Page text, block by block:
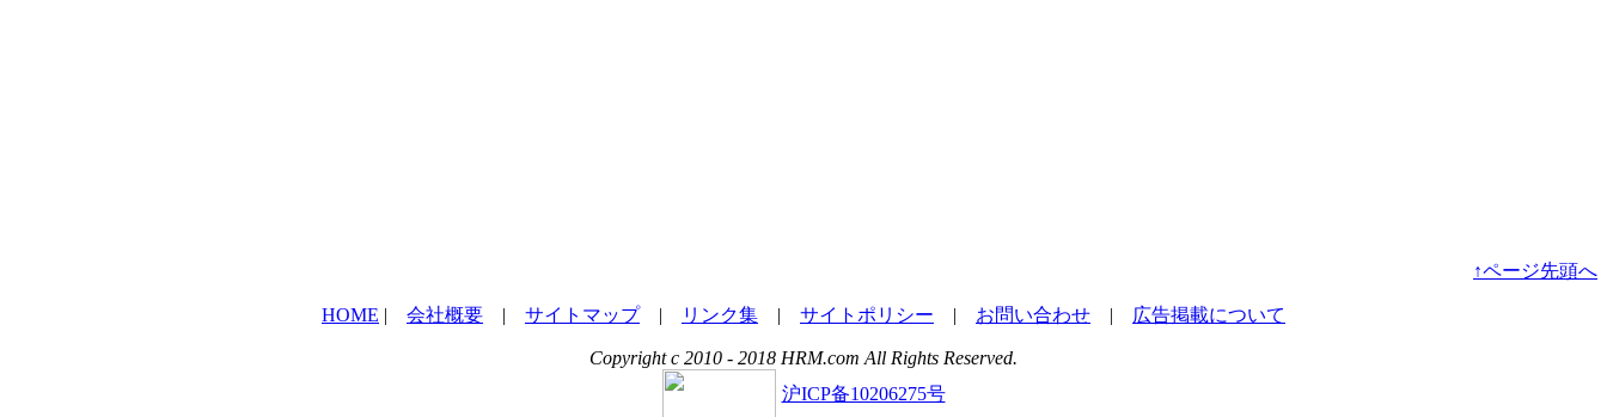
↑ページ先頭へ
HOME | 会社概要 | サイトマップ| リンク集 | サイトポリシー | お問い合わせ | 広告掲載について
Copyright c 2010 - 2018 HRM.com All Rights Reserved.
沪ICP备10206275号